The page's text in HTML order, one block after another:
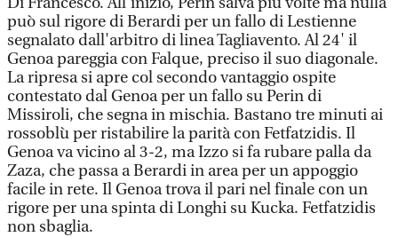
può sul rigore di Berardi per un fallo di Lestienne
segnalato dall'arbitro di linea Tagliavento. Al 24' il
Genoa pareggia con Falque, preciso il suo diagonale.
La ripresa si apre col secondo vantaggio ospite
contestato dal Genoa per un fallo su Perin di
Missiroli, che segna in mischia. Bastano tre minuti ai
rossoblù per ristabilire la parità con Fetfatzidis. Il
Genoa va vicino al 3-2, ma Izzo si fa rubare palla da
Zaza, che passa a Berardi in area per un appoggio
facile in rete. Il Genoa trova il pari nel finale con un
rigore per una spinta di Longhi su Kucka. Fetfatzidis
non sbaglia.